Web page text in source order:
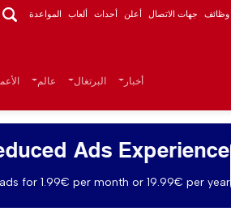
وظائف جهات الاتصال أعلن أحداث ألعاب المواعدة
أخبار البرتغال عالم
Ads Experience
for 1.99€ per month or 19.99€ per year.